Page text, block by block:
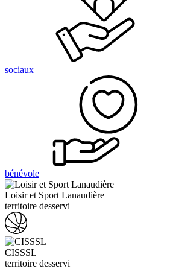
sociaux
bénévole
Loisir et Sport Lanaudière
territoire desservi
CISSSL
territoire desservi